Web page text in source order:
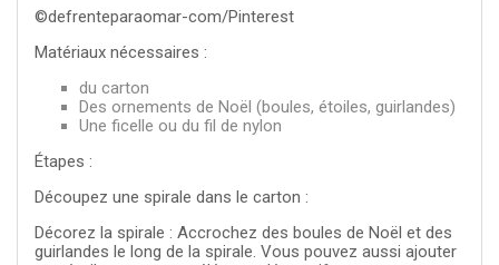
©defrenteparaomar-com/Pinterest
Matériaux nécessaires :
du carton
Des ornements de Noël (boules, étoiles, guirlandes)
Une ficelle ou du fil de nylon
Étapes :
Découpez une spirale dans le carton :
Décorez la spirale : Accrochez des boules de Noël et des
guirlandes le long de la spirale. Vous pouvez aussi ajouter